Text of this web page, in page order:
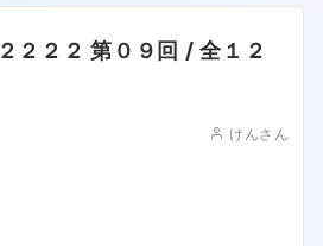
２２２ 第０９回 / 全１２
けんさん